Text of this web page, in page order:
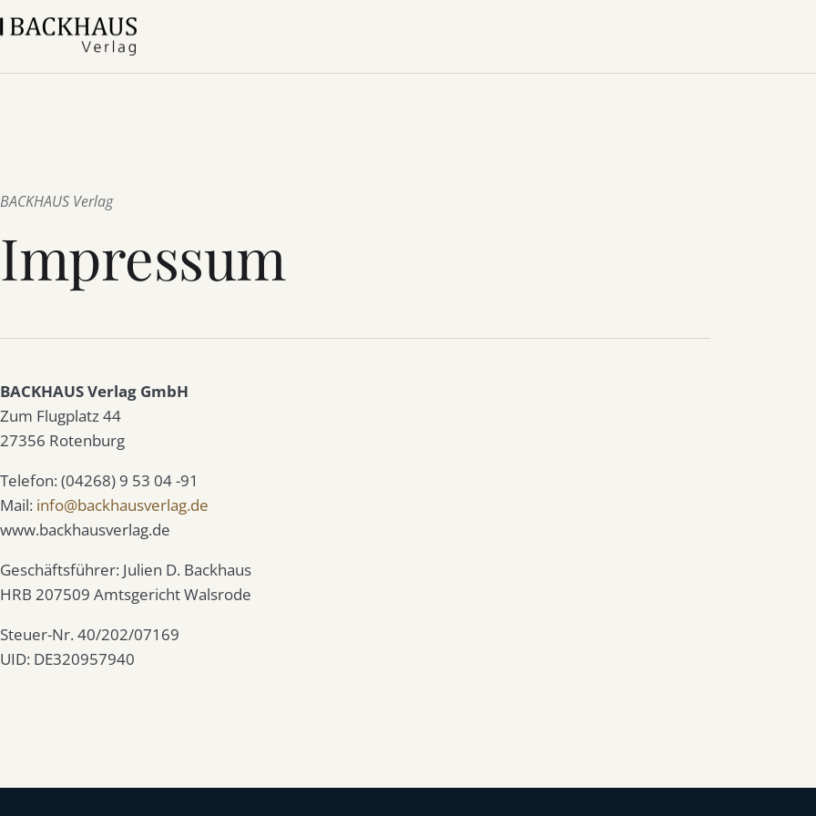
BACKHAUS Verlag
Impressum
BACKHAUS Verlag GmbH
Zum Flugplatz 44
27356 Rotenburg
Telefon: (04268) 9 53 04 -91
Mail: info@backhausverlag.de
www.backhausverlag.de
Geschäftsführer: Julien D. Backhaus
HRB 207509 Amtsgericht Walsrode
Steuer-Nr. 40/202/07169
UID: DE320957940